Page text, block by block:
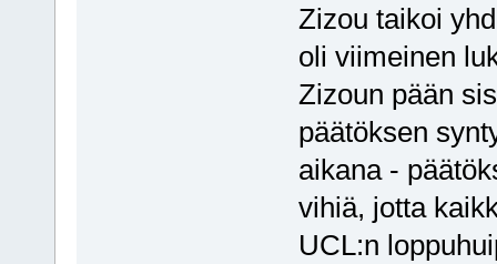
Zizou taikoi
oli viimeinen
Zizoun pään
päätöksen
aikana -
vihiä, jotta
UCL:n